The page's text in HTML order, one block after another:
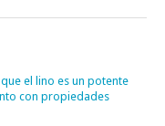
que el lino es un potente
con propiedades